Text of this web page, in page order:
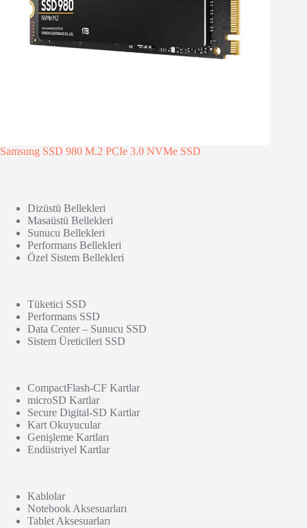
Samsung SSD 980 M.2 PCIe 3.0 NVMe SSD
Dizüstü Bellekleri
Masaüstü Bellekleri
Sunucu Bellekleri
Performans Bellekleri
Özel Sistem Bellekleri
Tüketici SSD
Performans SSD
Data Center – Sunucu SSD
Sistem Üreticileri SSD
CompactFlash-CF Kartlar
microSD Kartlar
Secure Digital-SD Kartlar
Kart Okuyucular
Genişleme Kartları
Endüstriyel Kartlar
Kablolar
Notebook Aksesuarları
Tablet Aksesuarları